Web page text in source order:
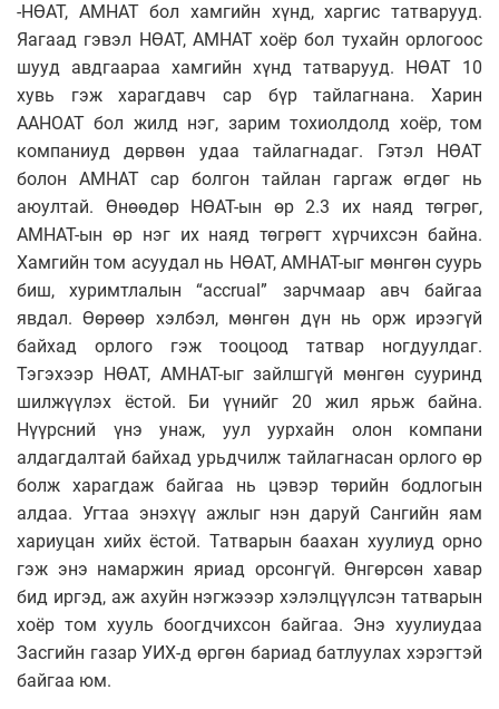
-НӨАТ, АМНАТ бол хамгийн хүнд, харгис татварууд.
Яагаад гэвэл НӨАТ, АМНАТ хоёр бол тухайн орлогоос
шууд авдгаараа хамгийн хүнд татварууд. НӨАТ 10
хувь гэж харагдавч сар бүр тайлагнана. Харин
ААНОАТ бол жилд нэг, зарим тохиолдолд хоёр, том
компаниуд дөрвөн удаа тайлагнадаг. Гэтэл НӨАТ
болон АМНАТ сар болгон тайлан гаргаж өгдөг нь
аюултай. Өнөөдөр НӨАТ-ын өр 2.3 их наяд төгрөг,
АМНАТ-ын өр нэг их наяд төгрөгт хүрчихсэн байна.
Хамгийн том асуудал нь НӨАТ, АМНАТ-ыг мөнгөн суурь
биш, хуримтлалын “ac­crual” зарчмаар авч байгаа
явдал. Өөрөөр хэлбэл, мөнгөн дүн нь орж ирээгүй
байхад орлого гэж тооцоод татвар ногдуулдаг.
Тэгэхээр НӨАТ, АМНАТ-ыг зайлшгүй мөнгөн сууринд
шилжүүлэх ёстой. Би үүнийг 20 жил ярьж байна.
Нүүрсний үнэ унаж, уул уурхайн олон компани
алдагдалтай байхад урьдчилж тайлагнасан орлого өр
болж харагдаж байгаа нь цэвэр төрийн бодлогын
алдаа. Угтаа энэхүү ажлыг нэн даруй Сангийн яам
хариуцан хийх ёстой. Татварын баахан хуулиуд орно
гэж энэ намаржин яриад орсонгүй. Өнгөрсөн хавар
бид иргэд, аж ахуйн нэгжэээр хэлэлцүүлсэн татварын
хоёр том хууль боогдчихсон байгаа. Энэ хуулиудаа
Засгийн газар УИХ-д өргөн бариад батлуулах хэрэгтэй
байгаа юм.